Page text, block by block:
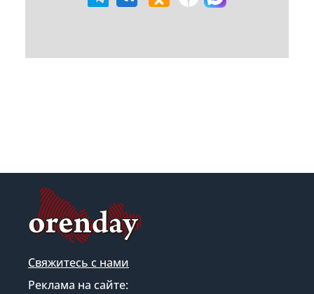
Свяжитесь с нами
Реклама на сайте: